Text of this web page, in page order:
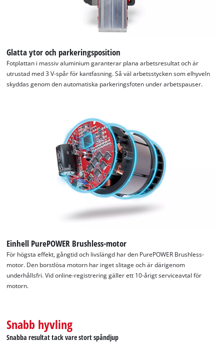
Glatta ytor och parkeringsposition
Fotplattan i massiv aluminium garanterar plana arbetsresultat och är
utrustad med 3 V-spår för kantfasning. Så väl arbetsstycken som elhyveln
skyddas genom den automatiska parkeringsfoten under arbetspauser.
Einhell PurePOWER Brushless-motor
För högsta effekt, gångtid och livslängd har den PurePOWER Brushless-
motor. Den borstlösa motorn har inget slitage och är därigenom
underhållsfri. Vid online-registrering gäller ett 10-årigt serviceavtal för
motorn.
Snabb hyvling
Snabba resultat tack vare stort spåndjup